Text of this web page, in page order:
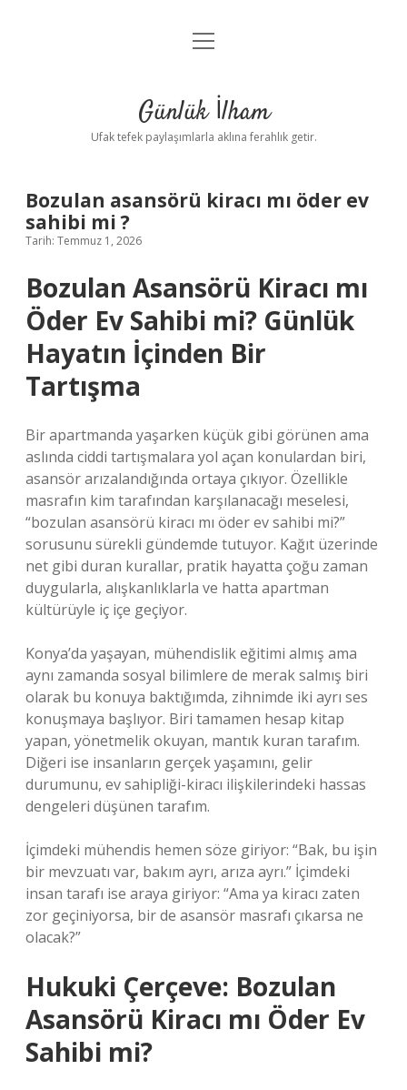
Anasayfa
Yasal Uyarı
menüyü
Günlük İlham
Ufak tefek paylaşımlarla aklına ferahlık getir.
Bozulan asansörü kiracı mı öder ev
sahibi mi ?
Tarih: Temmuz 1, 2026
Bozulan Asansörü Kiracı mı
Öder Ev Sahibi mi? Günlük
Hayatın İçinden Bir
Tartışma
Bir apartmanda yaşarken küçük gibi görünen ama
aslında ciddi tartışmalara yol açan konulardan biri,
asansör arızalandığında ortaya çıkıyor. Özellikle
masrafın kim tarafından karşılanacağı meselesi,
“bozulan asansörü kiracı mı öder ev sahibi mi?”
sorusunu sürekli gündemde tutuyor. Kağıt üzerinde
net gibi duran kurallar, pratik hayatta çoğu zaman
duygularla, alışkanlıklarla ve hatta apartman
kültürüyle iç içe geçiyor.
Konya’da yaşayan, mühendislik eğitimi almış ama
aynı zamanda sosyal bilimlere de merak salmış biri
olarak bu konuya baktığımda, zihnimde iki ayrı ses
konuşmaya başlıyor. Biri tamamen hesap kitap
yapan, yönetmelik okuyan, mantık kuran tarafım.
Diğeri ise insanların gerçek yaşamını, gelir
durumunu, ev sahipliği-kiracı ilişkilerindeki hassas
dengeleri düşünen tarafım.
İçimdeki mühendis hemen söze giriyor: “Bak, bu işin
bir mevzuatı var, bakım ayrı, arıza ayrı.” İçimdeki
insan tarafı ise araya giriyor: “Ama ya kiracı zaten
zor geçiniyorsa, bir de asansör masrafı çıkarsa ne
olacak?”
Hukuki Çerçeve: Bozulan
Asansörü Kiracı mı Öder Ev
Sahibi mi?